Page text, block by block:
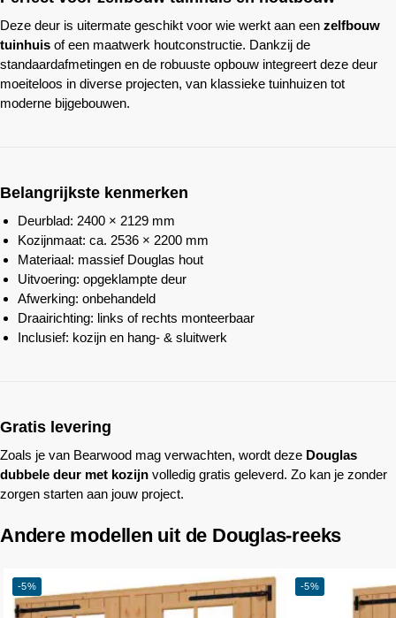
Deze deur is uitermate geschikt voor wie werkt aan een zelfbouw
tuinhuis of een maatwerk houtconstructie. Dankzij de
standaardafmetingen en de robuuste opbouw integreert deze deur
moeiteloos in diverse projecten, van klassieke tuinhuizen tot
moderne bijgebouwen.
Belangrijkste kenmerken
Deurblad: 2400 × 2129 mm
Kozijnmaat: ca. 2536 × 2200 mm
Materiaal: massief Douglas hout
Uitvoering: opgeklampte deur
Afwerking: onbehandeld
Draairichting: links of rechts monteerbaar
Inclusief: kozijn en hang- & sluitwerk
Gratis levering
Zoals je van Bearwood mag verwachten, wordt deze Douglas
dubbele deur met kozijn volledig gratis geleverd. Zo kan je zonder
zorgen starten aan jouw project.
Andere modellen uit de Douglas-reeks
-5% -5%